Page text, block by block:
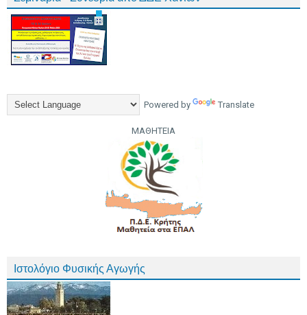
Powered by Translate
ΜΑΘΗΤΕΙΑ
Ιστολόγιο Φυσικής Αγωγής